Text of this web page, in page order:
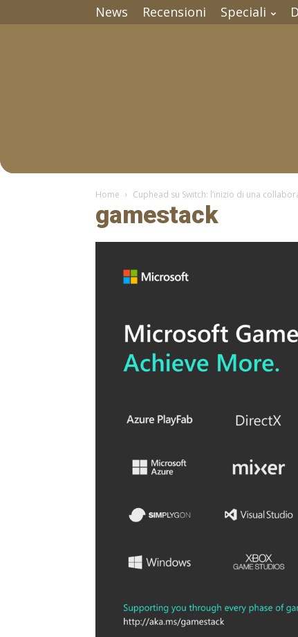
News Recensioni Speciali
Home Cuphead su Switch: l’inizio di una
gamestack